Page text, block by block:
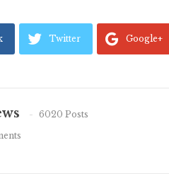
Twitter Google+
6020 Posts